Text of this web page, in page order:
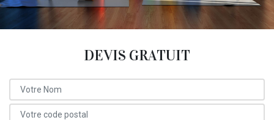
DEVIS GRATUIT